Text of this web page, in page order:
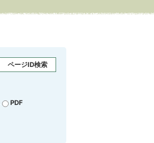
ページID検索
PDF